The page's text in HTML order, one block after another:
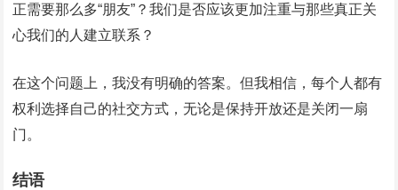
正需要那么多“朋友”？我们是否应该更加注重与那些真正关
心我们的人建立联系？
在这个问题上，我没有明确的答案。但我相信，每个人都有
权利选择自己的社交方式，无论是保持开放还是关闭一扇
门。
结语